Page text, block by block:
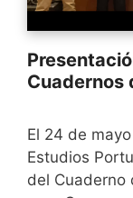
Cuadernos
El 24 de
Estudios
del Cuaderno